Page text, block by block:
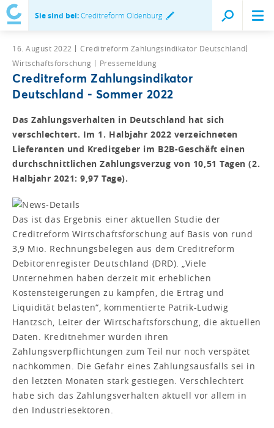
Sie sind bei:Creditreform Oldenburg
16. August 2022
Creditreform Zahlungsindikator Deutschland
Wirtschaftsforschung
Pressemeldung
Creditreform Zahlungsindikator
Deutschland - Sommer 2022
Das Zahlungsverhalten in Deutschland hat sich
verschlechtert. Im 1. Halbjahr 2022 verzeichneten
Lieferanten und Kreditgeber im B2B-Geschäft einen
durchschnittlichen Zahlungsverzug von 10,51 Tagen (2.
Halbjahr 2021: 9,97 Tage).
Das ist das Ergebnis einer aktuellen Studie der
Creditreform Wirtschaftsforschung auf Basis von rund
3,9 Mio. Rechnungsbelegen aus dem Creditreform
Debitorenregister Deutschland (DRD). „Viele
Unternehmen haben derzeit mit erheblichen
Kostensteigerungen zu kämpfen, die Ertrag und
Liquidität belasten“, kommentierte Patrik-Ludwig
Hantzsch, Leiter der Wirtschaftsforschung, die aktuellen
Daten. Kreditnehmer würden ihren
Zahlungsverpflichtungen zum Teil nur noch verspätet
nachkommen. Die Gefahr eines Zahlungsausfalls sei in
den letzten Monaten stark gestiegen. Verschlechtert
habe sich das Zahlungsverhalten aktuell vor allem in
den Industriesektoren.